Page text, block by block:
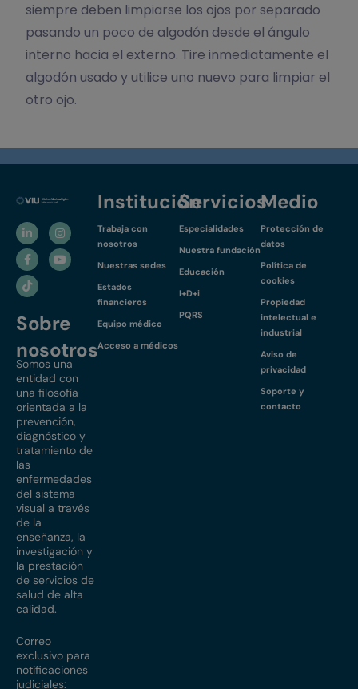
siempre deben limpiarse los ojos por separado
pasando un poco de algodón desde el ángulo
interno hacia el externo. Tire inmediatamente el
algodón usado y utilice uno nuevo para limpiar el
otro ojo.
Sobre
nosotros
Somos una
entidad con
una filosofía
orientada a la
prevención,
diagnóstico y
tratamiento de
las
enfermedades
del sistema
visual a través
de la
enseñanza, la
investigación y
la prestación
de servicios de
salud de alta
calidad.
Correo
exclusivo para
notificaciones
judiciales:
Institución
Trabaja con
nosotros
Nuestras sedes
Estados
financieros
Equipo médico
Acceso a médicos
Servicios
Especialidades
Nuestra fundación
Educación
I+D+i
PQRS
Medio
Protección de
datos
Política de
cookies
Propiedad
intelectual e
industrial
Aviso de
privacidad
Soporte y
contacto